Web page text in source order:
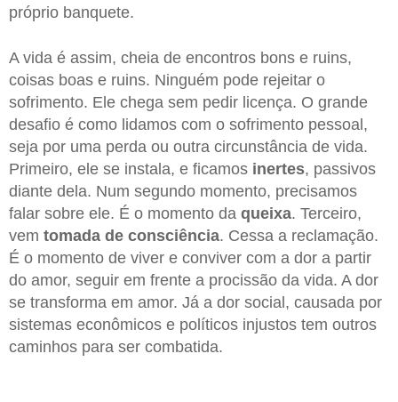
próprio banquete.
A vida é assim, cheia de encontros bons e ruins,
coisas boas e ruins. Ninguém pode rejeitar o
sofrimento. Ele chega sem pedir licença. O grande
desafio é como lidamos com o sofrimento pessoal,
seja por uma perda ou outra circunstância de vida.
Primeiro, ele se instala, e ficamos inertes, passivos
diante dela. Num segundo momento, precisamos
falar sobre ele. É o momento da queixa. Terceiro,
vem tomada de consciência. Cessa a reclamação.
É o momento de viver e conviver com a dor a partir
do amor, seguir em frente a procissão da vida. A dor
se transforma em amor. Já a dor social, causada por
sistemas econômicos e políticos injustos tem outros
caminhos para ser combatida.